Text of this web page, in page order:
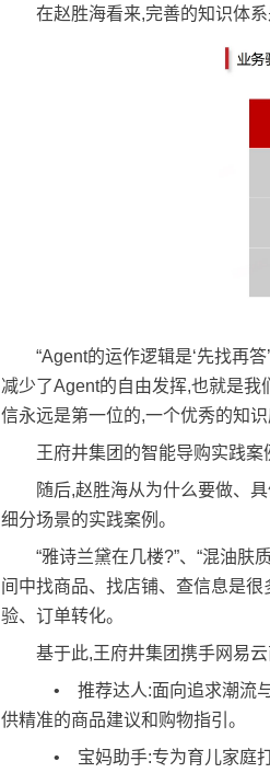
在赵胜海看来,完善的知识体
“Agent的运作逻辑是‘先找再
减少了Agent的自由发挥,也就是我
信永远是第一位的,一个优秀的知
王府井集团的智能导购实践案
随后,赵胜海从为什么要做、
细分场景的实践案例。
“雅诗兰黛在几楼?”、“混油肤
间中找商品、找店铺、查信息是
验、订单转化。
基于此,王府井集团携手网易
• 推荐达人:面向追求潮流与
供精准的商品建议和购物指引。
• 宝妈助手:专为育儿家庭打